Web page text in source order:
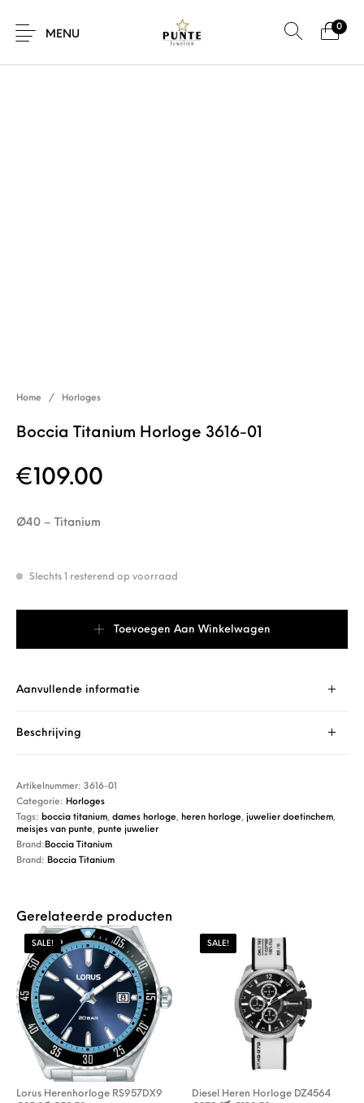
MENU
0
Home / Horloges
Boccia Titanium Horloge 3616-01
€ 109.00
Ø40 – Titanium
Slechts 1 resterend op voorraad
Toevoegen Aan Winkelwagen
Aanvullende informatie
Beschrijving
Artikelnummer:3616-01
Categorie: Horloges
Tags: boccia titanium,dames horloge, heren horloge, juwelier doetinchem,
meisjes van punte, punte juwelier
Brand: Boccia Titanium
Brand: Boccia Titanium
Gerelateerde producten
SALE!
Lorus Herenhorloge RS957DX9
SALE!
Diesel Heren Horloge DZ4564